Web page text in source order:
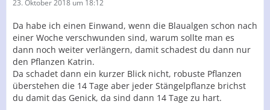
23. Oktober 2018 um 18:12
Da habe ich einen Einwand, wenn die Blaualgen schon nach
einer Woche verschwunden sind, warum sollte man es
dann noch weiter verlängern, damit schadest du dann nur
den Pflanzen Katrin.
Da schadet dann ein kurzer Blick nicht, robuste Pflanzen
überstehen die 14 Tage aber jeder Stängelpflanze brichst
du damit das Genick, da sind dann 14 Tage zu hart.